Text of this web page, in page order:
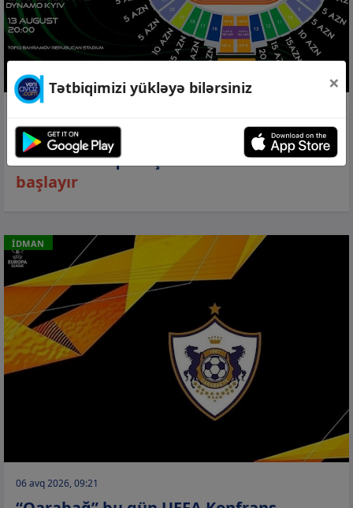
“Qarabağ” “Dinamo Kiyev” oyununun
biletləri artıq satışdadır –
5 manatdan
başlayır
İDMAN
06 avq 2026, 09:21
Tətbiqimizi yükləyə bilərsiniz ×